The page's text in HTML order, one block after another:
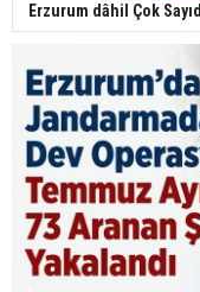
Erzurum dâhil Çok